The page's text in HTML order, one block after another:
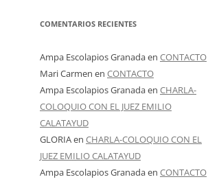
COMENTARIOS RECIENTES
Ampa Escolapios Granadaen CONTACTO
Mari Carmen en CONTACTO
Ampa Escolapios Granadaen CHARLA-
COLOQUIO CON EL JUEZ EMILIO
CALATAYUD
GLORIAen CHARLA-COLOQUIO CON EL
JUEZ EMILIO CALATAYUD
Ampa Escolapios Granadaen CONTACTO